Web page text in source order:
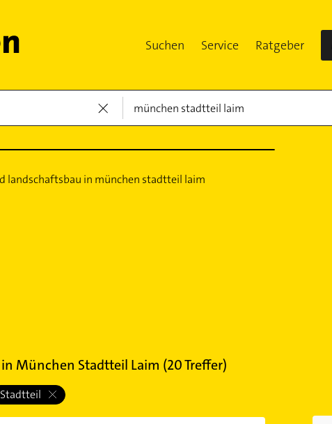
Suchen Service Ratgeber
in München Stadtteil Laim (20Treffer)
Stadtteil